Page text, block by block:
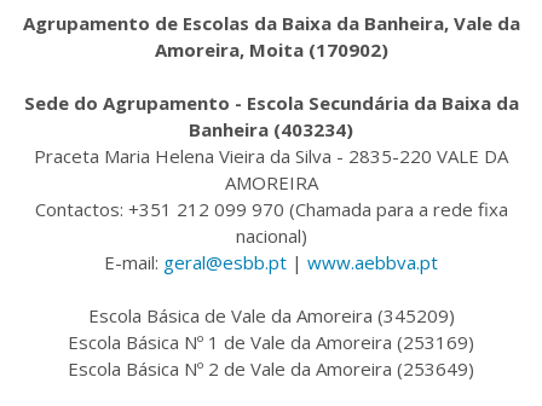
Agrupamento de Escolas da Baixa da Banheira, Vale da
Amoreira, Moita (170902)
Sede do Agrupamento - Escola Secundária da Baixa da
Banheira (403234)
Praceta Maria Helena Vieira da Silva - 2835-220 VALE DA
AMOREIRA
Contactos: +351 212 099 970 (Chamada para a rede fixa
nacional)
E-mail: geral@esbb.pt | www.aebbva.pt
Escola Básica de Vale da Amoreira (345209)
Escola Básica Nº 1 de Vale da Amoreira (253169)
Escola Básica Nº 2 de Vale da Amoreira (253649)